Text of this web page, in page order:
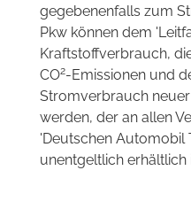
gegebenenfalls zum
Pkw können dem
Kraftstoffverbrauch,
CO2-Emissionen und
Stromverbrauch
werden, der an allen
'Deutschen Automobil
unentgeltlich erhältlich